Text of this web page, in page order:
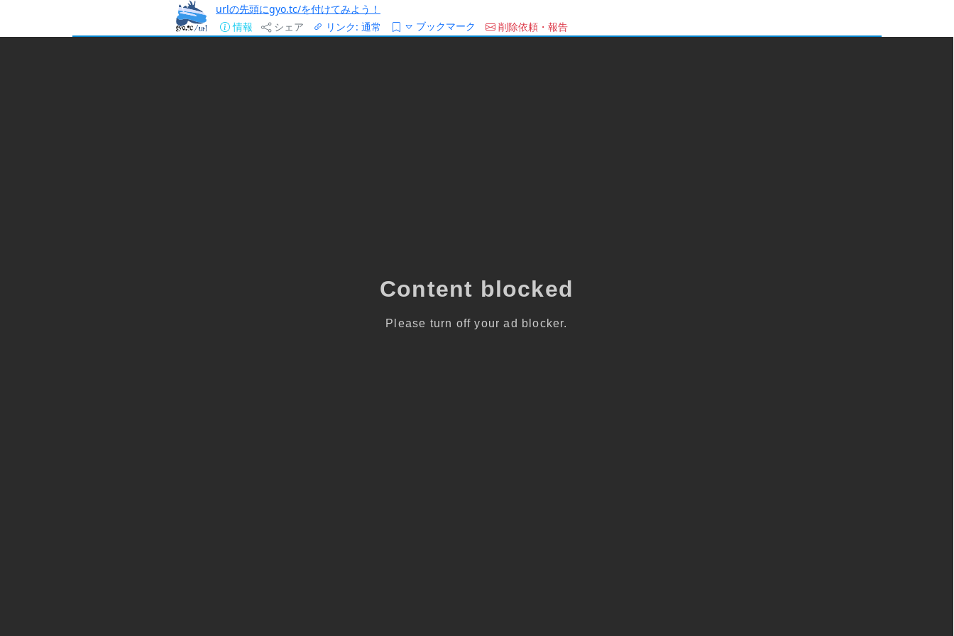
urlの先頭にgyo.tc/を付けてみよう！
情報
シェア リンク: 通常 ブックマーク 削除依頼・報告